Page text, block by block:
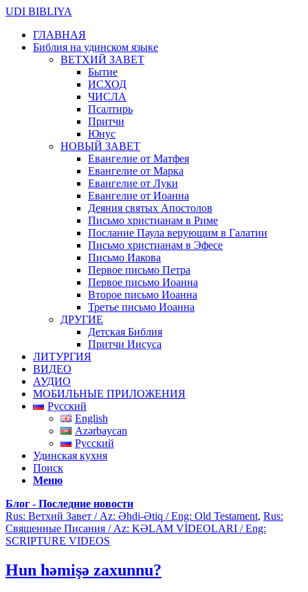
UDI BIBLIYA
ГЛАВНАЯ
Библия на удинском языке
ВЕТХИЙ ЗАВЕТ
Бытие
ИСХОД
ЧИСЛА
Псалтирь
Притчи
Юнус
НОВЫЙ ЗАВЕТ
Евангелие от Матфея
Евангелие от Марка
Евангелие от Луки
Евангелие от Иоанна
Деяния святых Апостолов
Письмо христианам в Риме
Послание Паула верующим в Галатии
Письмо христианам в Эфесе
Письмо Иакова
Первое письмо Петра
Первое письмо Иоанна
Второе письмо Иоанна
Третье письмо Иоанна
ДРУГИЕ
Детская Библия
Притчи Иисуса
ЛИТУРГИЯ
ВИДЕО
АУДИО
МОБИЛЬНЫЕ ПРИЛОЖЕНИЯ
Русский
English
Azərbaycan
Русский
Удинская кухня
Поиск
Меню
Блог - Последние новости
Rus: Ветхий Завет / Az: Əhdi-Ətiq / Eng: Old Testament, Rus:
Священные Писания / Az: KƏLAM VİDEOLARI / Eng:
SCRIPTURE VIDEOS
Hun həmişə zaxunnu?